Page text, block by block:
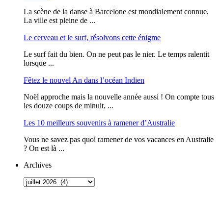
La scène de la danse à Barcelone est mondialement connue.
La ville est pleine de ...
Le cerveau et le surf, résolvons cette énigme
Le surf fait du bien. On ne peut pas le nier. Le temps ralentit
lorsque ...
Fêtez le nouvel An dans l’océan Indien
Noël approche mais la nouvelle année aussi ! On compte tous
les douze coups de minuit, ...
Les 10 meilleurs souvenirs à ramener d’Australie
Vous ne savez pas quoi ramener de vos vacances en Australie
? On est là ...
Archives